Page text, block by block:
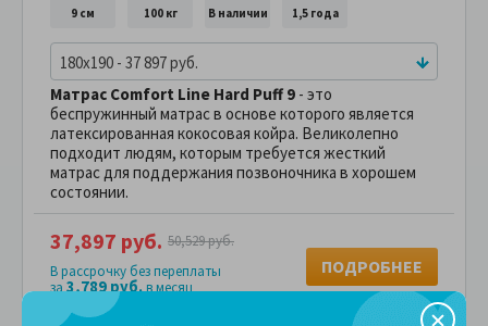
9 см 100 кг В наличии 1,5 года
180x190 - 37 897 руб.
Матрас Comfort Line Hard Puff 9 - это
беспружинный матрас в основе которого является
латексированная кокосовая койра. Великолепно
подходит людям, которым требуется жесткий
матрас для поддержания позвоночника в хорошем
состоянии.
37,897 руб. 50,529 руб.
В рассрочку без переплаты
за3,789 руб.в месяц
ПОДРОБНЕЕ